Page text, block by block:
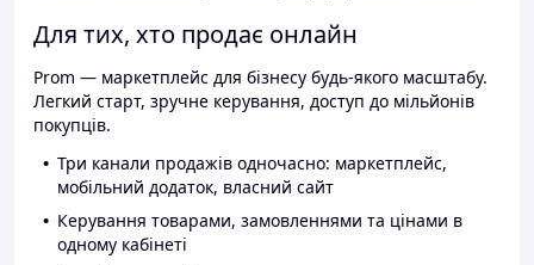
Для тих, хто продає онлайн
Prom — маркетплейс для бізнесу будь-якого масштабу.
Легкий старт, зручне керування, доступ до мільйонів
покупців.
Три канали продажів одночасно: маркетплейс,
мобільний додаток, власний сайт
Керування товарами, замовленнями та цінами в
одному кабінеті